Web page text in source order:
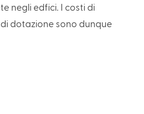
negli edfici. I costi di
dotazione sono dunque